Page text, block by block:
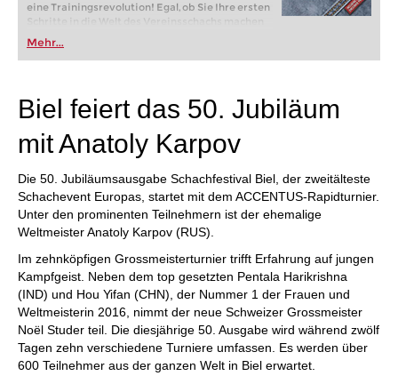
eine Trainingsrevolution! Egal, ob Sie Ihre ersten
Schritte in die Welt des Vereinsschachs machen
oder bereits auf Turnierniveau spielen: Mit
FRITZ trainieren Sie effizienter, intelligenter und
individueller als je zuvor.
Mehr...
Biel feiert das 50. Jubiläum
mit Anatoly Karpov
Die 50. Jubiläumsausgabe Schachfestival Biel, der zweitälteste
Schachevent Europas, startet mit dem ACCENTUS-Rapidturnier.
Unter den prominenten Teilnehmern ist der ehemalige
Weltmeister Anatoly Karpov (RUS).
Im zehnköpfigen Grossmeisterturnier trifft Erfahrung auf jungen
Kampfgeist. Neben dem top gesetzten Pentala Harikrishna
(IND) und Hou Yifan (CHN), der Nummer 1 der Frauen und
Weltmeisterin 2016, nimmt der neue Schweizer Grossmeister
Noël Studer teil. Die diesjährige 50. Ausgabe wird während zwölf
Tagen zehn verschiedene Turniere umfassen. Es werden über
600 Teilnehmer aus der ganzen Welt in Biel erwartet.